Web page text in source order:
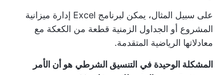
على سبيل المثال، يمكن لبرنامج Excel إدارة
ميزانية
المشروع أو الجداول الزمنية قطعة من الكعكة مع
معادلاتها الرياضية المتقدمة.
المشكلة الوحيدة في التنسيق الشرطي هو أن الأمر